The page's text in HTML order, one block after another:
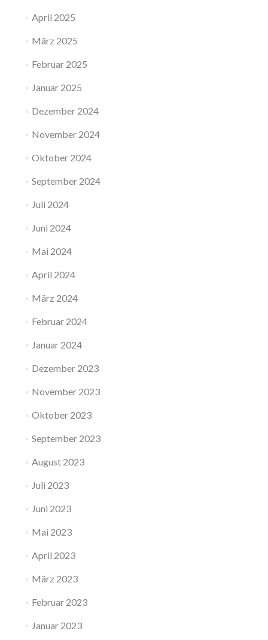
April 2025
März 2025
Februar 2025
Januar 2025
Dezember 2024
November 2024
Oktober 2024
September 2024
Juli 2024
Juni 2024
Mai 2024
April 2024
März 2024
Februar 2024
Januar 2024
Dezember 2023
November 2023
Oktober 2023
September 2023
August 2023
Juli 2023
Juni 2023
Mai 2023
April 2023
März 2023
Februar 2023
Januar 2023